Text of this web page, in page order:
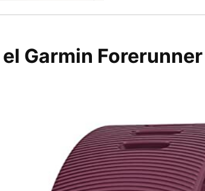
Garmin